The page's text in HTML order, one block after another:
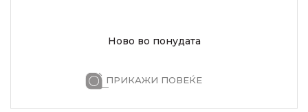
Ново во понудата
ПРИКАЖИ ПОВЕЌЕ